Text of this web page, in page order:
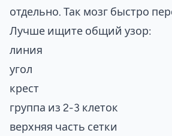
отдельно. Так мозг быстро
Лучше ищите общий узор:
линия
угол
крест
группа из 2-3 клеток
верхняя часть сетки